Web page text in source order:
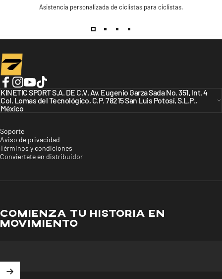
Asistencia personalizada de ciclistas para ciclistas.
Turbo Bicycles
Facebook
Instagram
YouTube
TikTok
Soporte
Aviso de privacidad
Términos y condiciones
Conviertete en distribuidor
KINETIC SPORT S.A. DE C.V. Av. Eugenio Garza Sada No. 351, Int. 4
Col. Lomas del Tecnológico, C.P. 78215 San Luis Potosí, S.L.P.,
México
COMIENZA TU HISTORIA EN
MOVIMIENTO